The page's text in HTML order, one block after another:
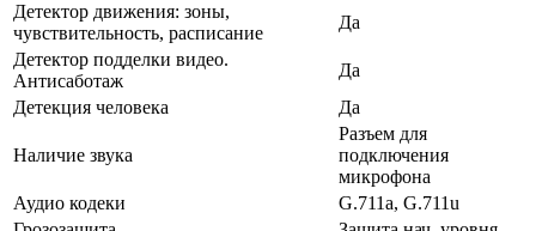
Детектор движения: зоны,
чувствительность, расписание
Да
Детектор подделки видео.
Антисаботаж
Да
Детекция человека
Да
Наличие звука
Разъем для
подключения
микрофона
Аудио кодеки
G.711a, G.711u